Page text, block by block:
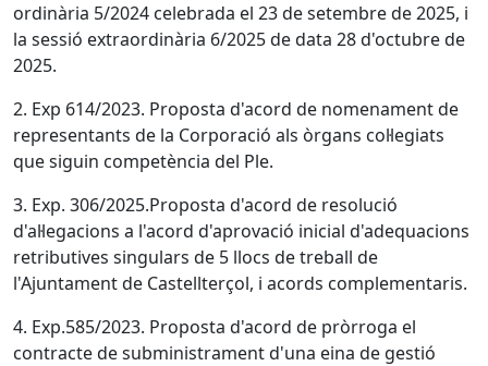
ordinària 5/2024 celebrada el 23 de setembre de 2025, i
la sessió extraordinària 6/2025 de data 28 d'octubre de
2025.
2. Exp 614/2023. Proposta d'acord de nomenament de
representants de la Corporació als òrgans col·legiats
que siguin competència del Ple.
3. Exp. 306/2025.Proposta d'acord de resolució
d'al·legacions a l'acord d'aprovació inicial d'adequacions
retributives singulars de 5 llocs de treball de
l'Ajuntament de Castellterçol, i acords complementaris.
4. Exp.585/2023. Proposta d'acord de pròrroga el
contracte de subministrament d'una eina de gestió